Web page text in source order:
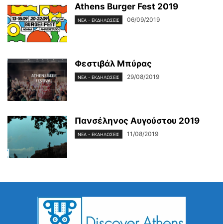
Athens Burger Fest 2019
ΝΈΑ - ΕΚΔΗΛΏΣΕΙΣ 06/09/2019
Φεστιβάλ Μπύρας
ΝΈΑ - ΕΚΔΗΛΏΣΕΙΣ 29/08/2019
Πανσέληνος Αυγούστου 2019
ΝΈΑ - ΕΚΔΗΛΏΣΕΙΣ 11/08/2019